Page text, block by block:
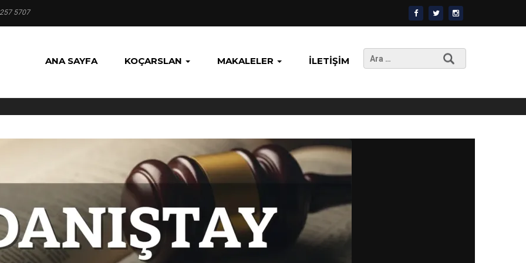
5707
ANA SAYFA KOÇARSLAN MAKALELER İLETIŞIM
Arama: